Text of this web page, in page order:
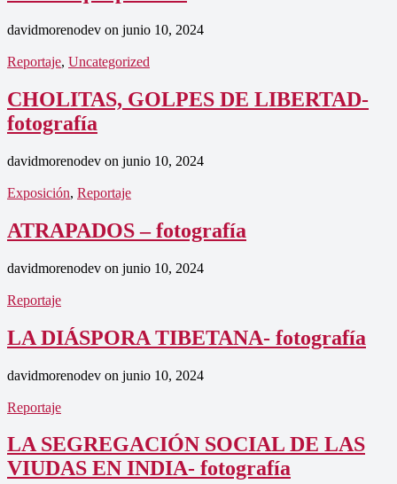
davidmorenodev on junio 10, 2024
Reportaje, Uncategorized
CHOLITAS, GOLPES DE LIBERTAD-
fotografía
davidmorenodev on junio 10, 2024
Exposición, Reportaje
ATRAPADOS – fotografía
davidmorenodev on junio 10, 2024
Reportaje
LA DIÁSPORA TIBETANA- fotografía
davidmorenodev on junio 10, 2024
Reportaje
LA SEGREGACIÓN SOCIAL DE LAS
VIUDAS EN INDIA- fotografía